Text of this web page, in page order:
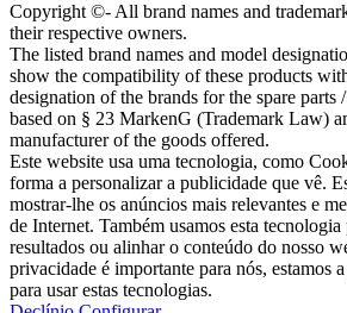
Copyright ©- All brand names and
their respective owners.
The listed brand names and model
show the compatibility of these products
designation of the brands for the spare parts
based on § 23 MarkenG (Trademark Law)
manufacturer of the goods offered.
Este website usa uma tecnologia, como
forma a personalizar a publicidade que vê.
mostrar-lhe os anúncios mais relevantes e
de Internet. Também usamos esta tecnologia
resultados ou alinhar o conteúdo do nosso
privacidade é importante para nós, estamos
para usar estas tecnologias.